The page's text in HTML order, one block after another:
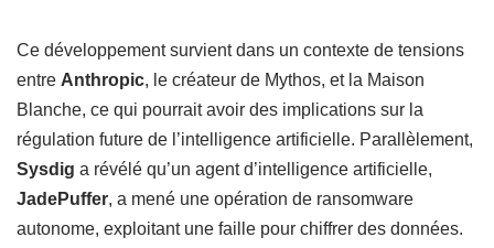
Ce développement survient dans un contexte de tensions
entre Anthropic, le créateur de Mythos, et la Maison
Blanche, ce qui pourrait avoir des implications sur la
régulation future de l’intelligence artificielle. Parallèlement,
Sysdig a révélé qu’un agent d’intelligence artificielle,
JadePuffer, a mené une opération de ransomware
autonome, exploitant une faille pour chiffrer des données.